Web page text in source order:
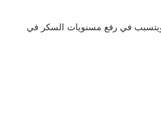
في رفع مسنويات السكر في